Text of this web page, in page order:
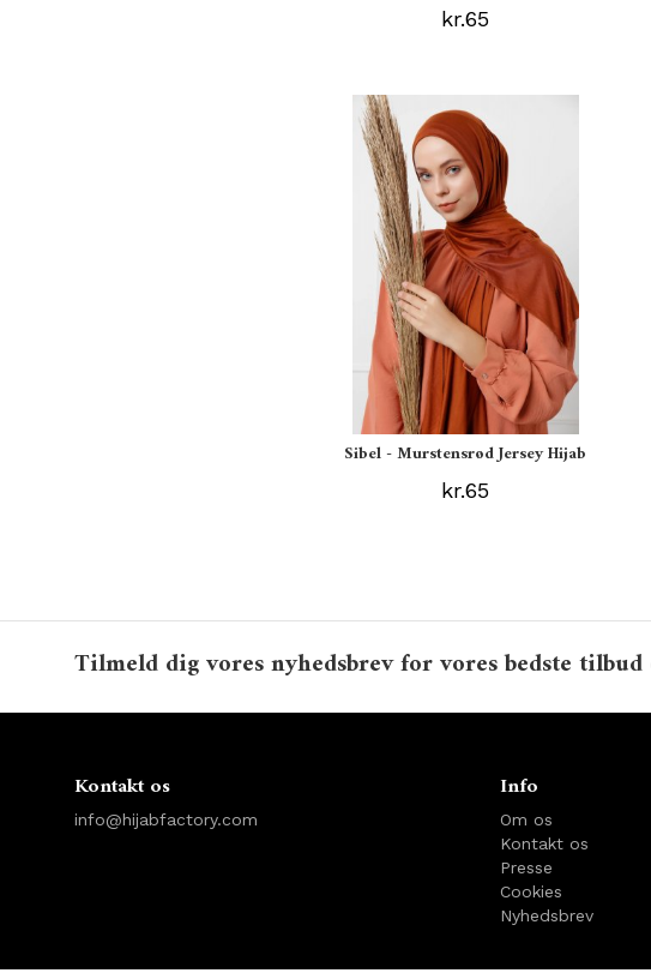
kr.65
Sibel - Murstensrød Jersey Hijab
kr.65
Tilmeld dig vores nyhedsbrev for vores bedste tilbud
Kontakt os
info@hijabfactory.com
Info
Om os
Kontakt os
Presse
Cookies
Nyhedsbrev